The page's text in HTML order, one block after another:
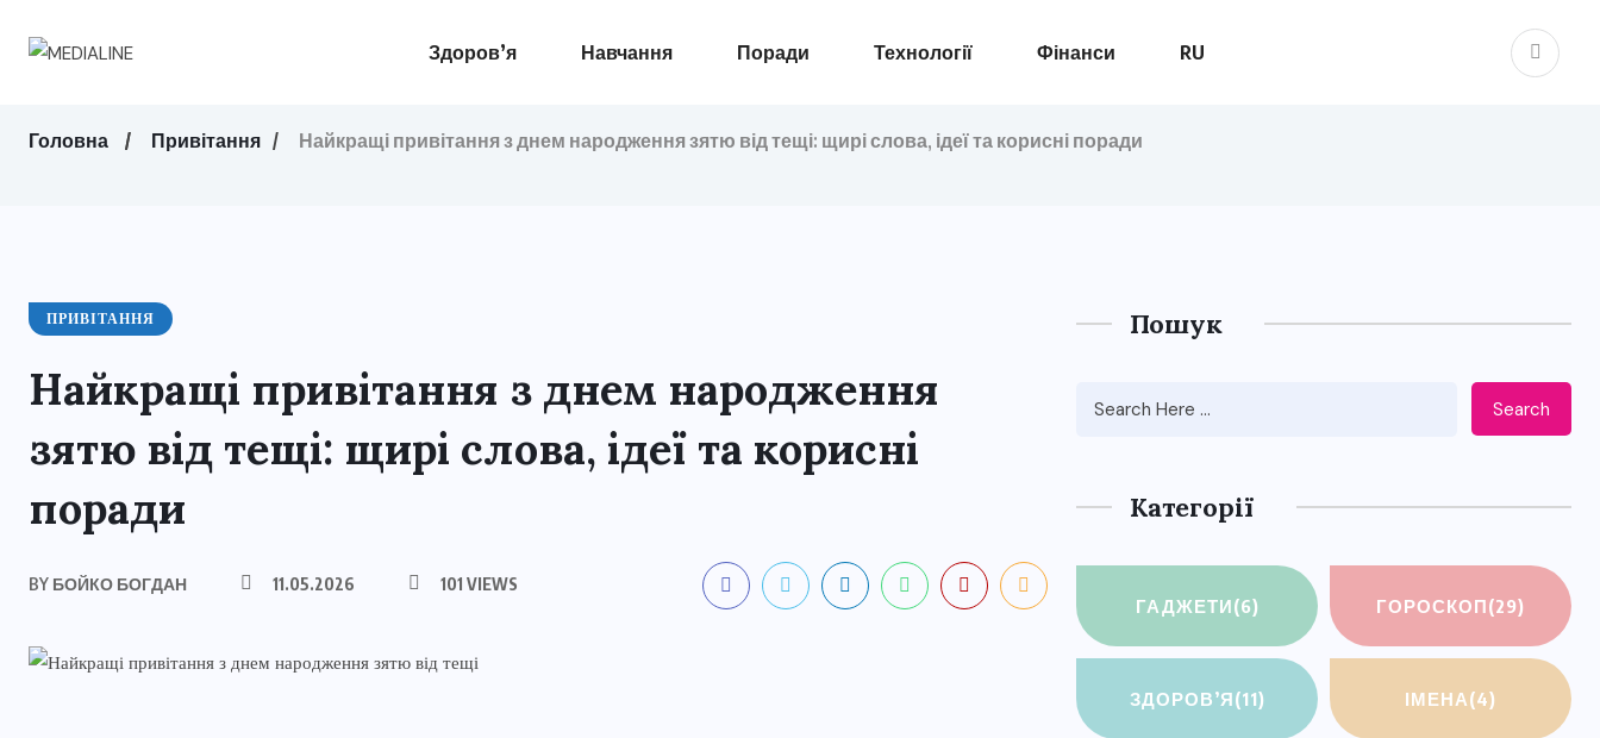
Здоров’я Навчання Поради Технології Фінанси RU
Головна Привітання Найкращі привітання з днем народження зятю від тещі: щирі слова, ідеї та корисні поради
ПРИВІТАННЯ
Найкращі привітання з днем народження
зятю від тещі: щирі слова, ідеї та корисні
поради
BY БОЙКО БОГДАН 11.05.2026 101 VIEWS
Пошук
Search
Категорії
ГАДЖЕТИ(6) ГОРОСКОП(29)
ЗДОРОВ’Я(11) ІМЕНА(4)